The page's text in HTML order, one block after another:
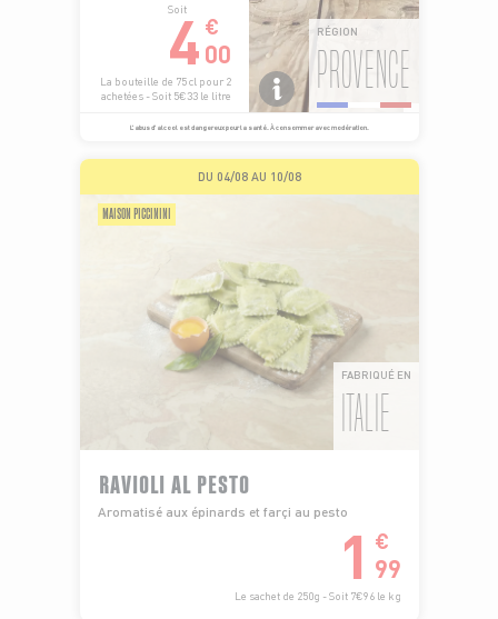
Soit
4 €
00
La bouteille de 75 cl pour 2
achetées - Soit 5€33 le litre
RÉGION
PROVENCE
L’abus d’alcool est dangereux pour la santé. À consommer avec modération.
DU 04/08 AU 10/08
MAISON PICCININI
FABRIQUÉ EN
ITALIE
RAVIOLI AL PESTO
Aromatisé aux épinards et farçi au pesto
1 €
99
Le sachet de 250g - Soit 7€96 le kg